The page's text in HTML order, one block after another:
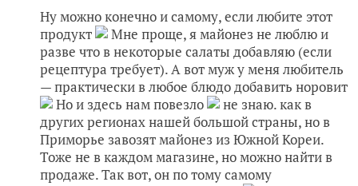
Ну можно конечно и самому, если любите этот
продукт
Мне проще, я майонез не люблю и
разве что в некоторые салаты добавляю (если
рецептура требует). А вот муж у меня любитель
— практически в любое блюдо добавить норовит
Но и здесь нам повезло
не знаю. как в
других регионах нашей большой страны, но в
Приморье завозят майонез из Южной Кореи.
Тоже не в каждом магазине, но можно найти в
продаже. Так вот, он по тому самому